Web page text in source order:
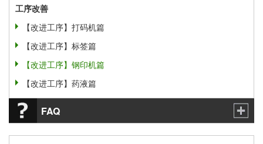
工序改善
【改进工序】打码机篇
【改进工序】标签篇
【改进工序】钢印机篇
【改进工序】药液篇
FAQ